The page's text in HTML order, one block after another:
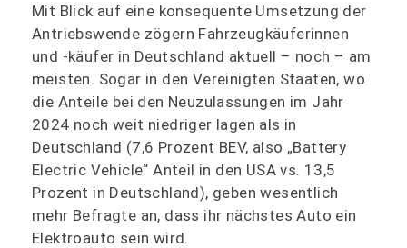
Mit Blick auf eine konsequente Umsetzung der
Antriebswende zögern Fahrzeugkäuferinnen
und -käufer in Deutschland aktuell – noch – am
meisten. Sogar in den Vereinigten Staaten, wo
die Anteile bei den Neuzulassungen im Jahr
2024 noch weit niedriger lagen als in
Deutschland (7,6 Prozent BEV, also „Battery
Electric Vehicle“ Anteil in den USA vs. 13,5
Prozent in Deutschland), geben wesentlich
mehr Befragte an, dass ihr nächstes Auto ein
Elektroauto sein wird.